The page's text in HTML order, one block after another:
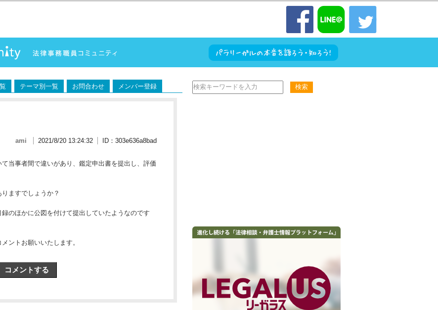
テーマ別一覧 お問合わせ メンバー登録
ami 2021/8/20 13:24:32 ID：303e636a8bad
当事者間で違いがあり、鑑定申出書を提出し、評価
ますでしょうか？
のほかに公図を付けて提出していたようなのです
ントお願いいたします。
コメントする